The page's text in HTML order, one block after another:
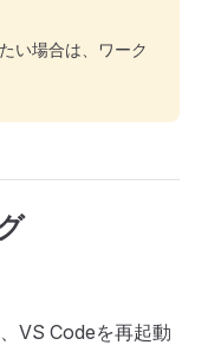
い場合は、ワーク
VS Codeを再起動